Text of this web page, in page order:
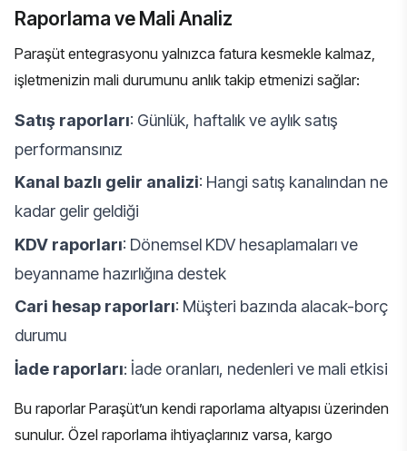
Raporlama ve Mali Analiz
Paraşüt entegrasyonu yalnızca fatura kesmekle kalmaz,
işletmenizin mali durumunu anlık takip etmenizi sağlar:
Satış raporları: Günlük, haftalık ve aylık satış
performansınız
Kanal bazlı gelir analizi: Hangi satış kanalından ne
kadar gelir geldiği
KDV raporları: Dönemsel KDV hesaplamaları ve
beyanname hazırlığına destek
Cari hesap raporları: Müşteri bazında alacak-borç
durumu
İade raporları: İade oranları, nedenleri ve mali etkisi
Bu raporlar Paraşüt’un kendi raporlama altyapısı üzerinden
sunulur. Özel raporlama ihtiyaçlarınız varsa, kargo